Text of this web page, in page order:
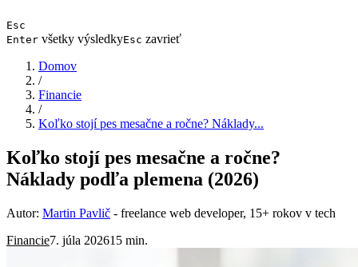
Esc
Enter všetky výsledkyEsc zavrieť
Domov
/
Financie
/
Koľko stojí pes mesačne a ročne? Náklady...
Koľko stojí pes mesačne a ročne?
Náklady podľa plemena (2026)
Autor: Martin Pavlič - freelance web developer, 15+ rokov v tech
Financie7. júla 202615 min.